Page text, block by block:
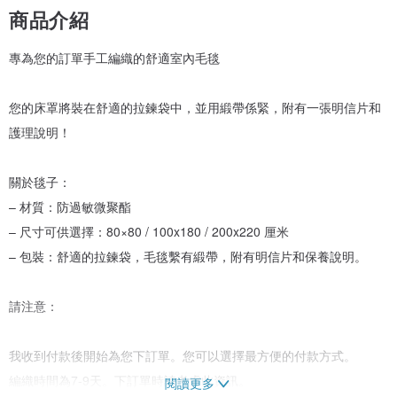
商品介紹
專為您的訂單手工編織的舒適室內毛毯
您的床罩將裝在舒適的拉鍊袋中，並用緞帶係緊，附有一張明信片和
護理說明！
關於毯子：
– 材質：防過敏微聚酯
– 尺寸可供選擇：80×80 / 100x180 / 200x220 厘米
– 包裝：舒適的拉鍊袋，毛毯繫有緞帶，附有明信片和保養說明。
請注意：
我收到付款後開始為您下訂單。您可以選擇最方便的付款方式。
編織時間為7-9天。下訂單時請考慮此資訊。
閱讀更多